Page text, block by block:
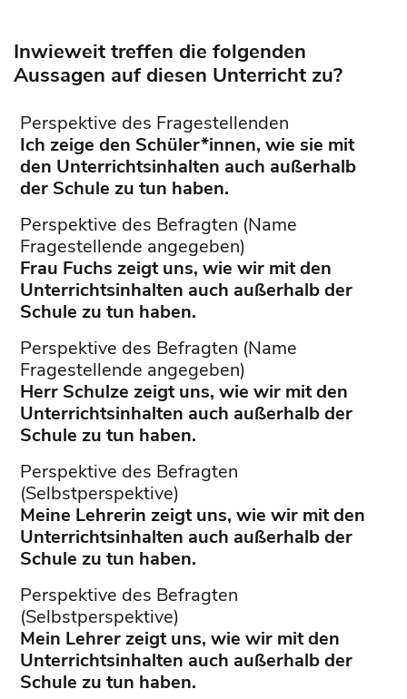
Inwieweit treffen die folgenden
Aussagen auf diesen Unterricht zu?
Perspektive des Fragestellenden
Ich zeige den Schüler*innen, wie sie mit
den Unterrichtsinhalten auch außerhalb
der Schule zu tun haben.
Perspektive des Befragten (Name
Fragestellende angegeben)
Frau Fuchs zeigt uns, wie wir mit den
Unterrichtsinhalten auch außerhalb der
Schule zu tun haben.
Perspektive des Befragten (Name
Fragestellende angegeben)
Herr Schulze zeigt uns, wie wir mit den
Unterrichtsinhalten auch außerhalb der
Schule zu tun haben.
Perspektive des Befragten
(Selbstperspektive)
Meine Lehrerin zeigt uns, wie wir mit den
Unterrichtsinhalten auch außerhalb der
Schule zu tun haben.
Perspektive des Befragten
(Selbstperspektive)
Mein Lehrer zeigt uns, wie wir mit den
Unterrichtsinhalten auch außerhalb der
Schule zu tun haben.